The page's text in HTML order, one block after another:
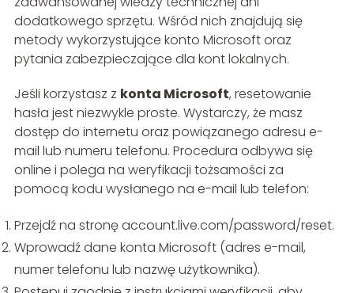
dodatkowego sprzętu. Wśród nich znajdują się
metody wykorzystujące konto Microsoft oraz
pytania zabezpieczające dla kont lokalnych.
Jeśli korzystasz z konta Microsoft, resetowanie
hasła jest niezwykle proste. Wystarczy, że masz
dostęp do internetu oraz powiązanego adresu e-
mail lub numeru telefonu. Procedura odbywa się
online i polega na weryfikacji tożsamości za
pomocą kodu wysłanego na e-mail lub telefon:
Przejdź na stronę account.live.com/password/reset.
Wprowadź dane konta Microsoft (adres e-mail,
numer telefonu lub nazwę użytkownika).